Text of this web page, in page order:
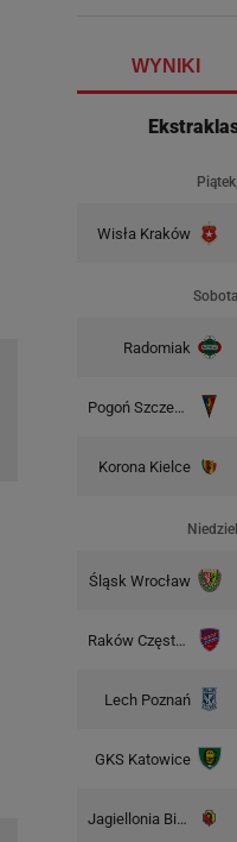
WYNIKI
Wisła Kraków
Radomiak
Pogoń Szczecin
Korona Kielce
Śląsk Wrocław
Raków Częstochowa
Lech Poznań
GKS Katowice
Jagiellonia Białystok